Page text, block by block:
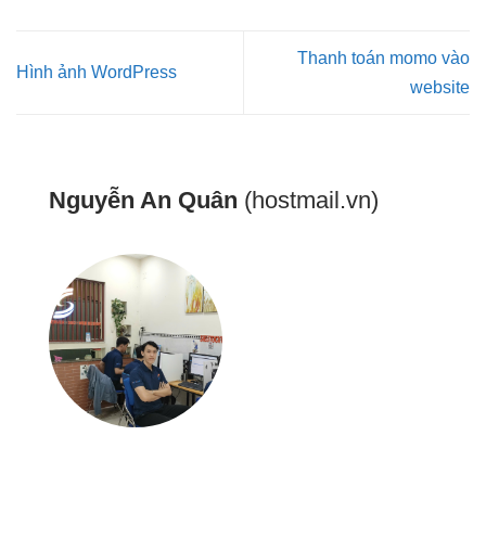
Hình ảnh WordPress
Thanh toán momo vào
website
Nguyễn An Quân (hostmail.vn)